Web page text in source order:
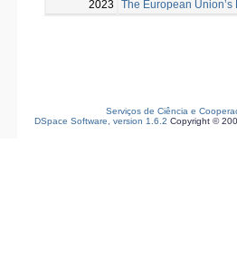
2023
The European
Serviços de Ciência e
DSpace Software, version 1.6.2 Copyright ©